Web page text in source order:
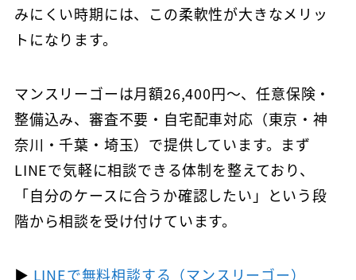
みにくい時期には、この柔軟性が大きなメリッ
トになります。
マンスリーゴーは月額26,400円〜、任意保険・
整備込み、審査不要・自宅配車対応（東京・神
奈川・千葉・埼玉）で提供しています。まず
LINEで気軽に相談できる体制を整えており、
「自分のケースに合うか確認したい」という段
階から相談を受け付けています。
▶ LINEで無料相談する（マンスリーゴー）